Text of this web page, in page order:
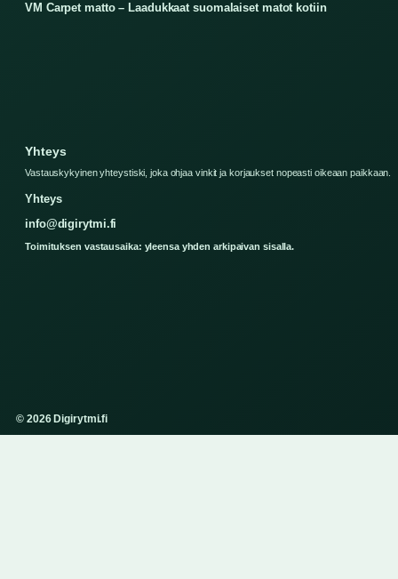
VM Carpet matto – Laadukkaat suomalaiset matot kotiin
Yhteys
Vastauskykyinen yhteystiski, joka ohjaa vinkit ja korjaukset nopeasti oikeaan paikkaan.
Yhteys
info@digirytmi.fi
Toimituksen vastausaika: yleensa yhden arkipaivan sisalla.
© 2026 Digirytmi.fi